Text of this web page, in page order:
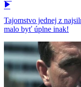
Tajomstvo jednej z
malo byť úplne inak!